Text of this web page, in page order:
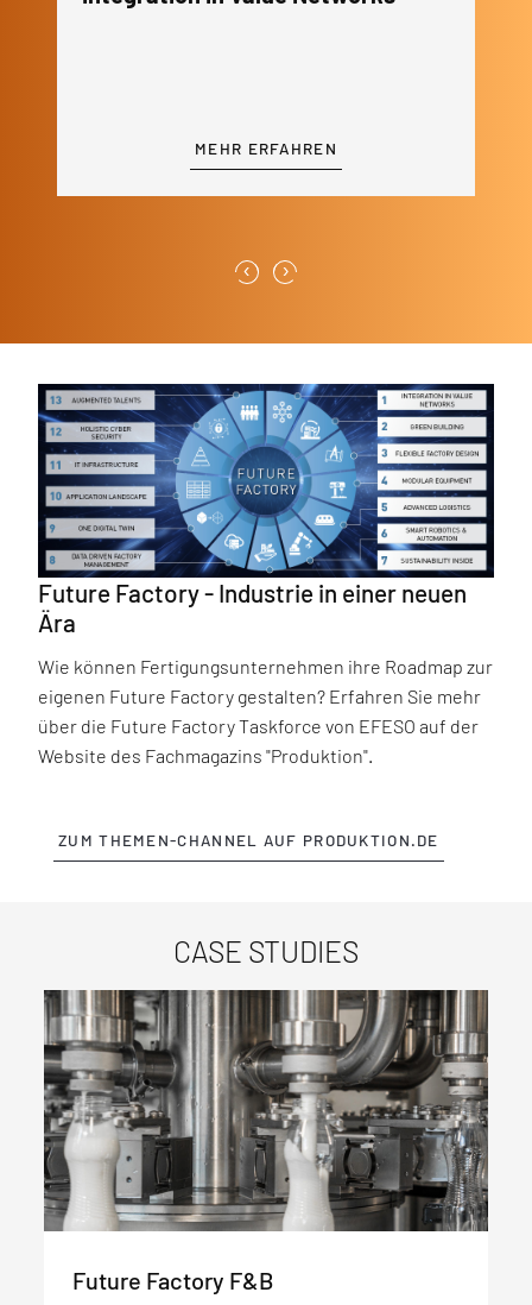
MEHR ERFAHREN
‹ ›
Future Factory - Industrie in einer neuen
Ära
Wie können Fertigungsunternehmen ihre Roadmap zur
eigenen Future Factory gestalten? Erfahren Sie mehr
über die Future Factory Taskforce von EFESO auf der
Website des Fachmagazins "Produktion".
ZUM THEMEN-CHANNEL AUF PRODUKTION.DE
CASE STUDIES
Future Factory F&B
Von null auf Massenfertigung